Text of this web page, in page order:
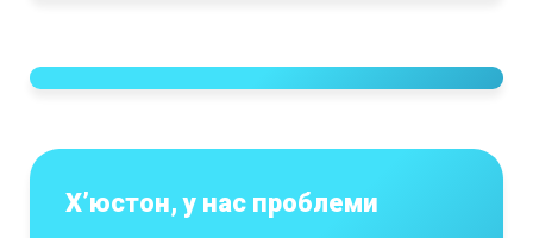
Х’юстон, у нас проблеми